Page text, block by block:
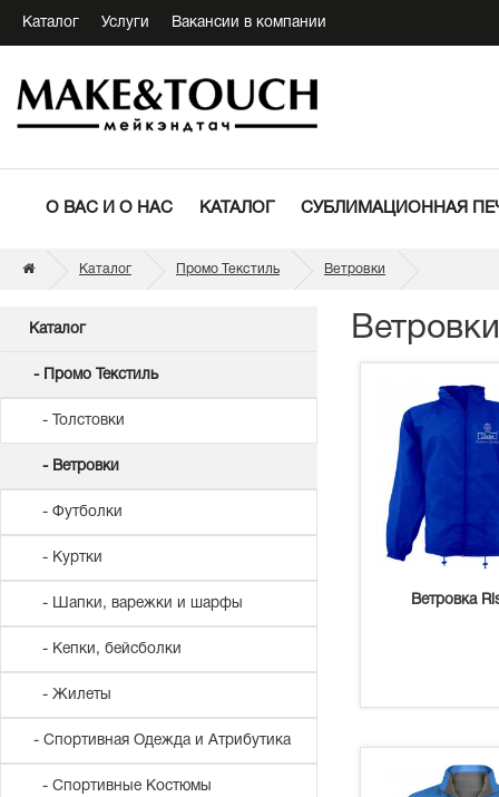
Каталог Услуги Вакансии в компании
О ВАС И О НАС КАТАЛОГ СУБЛИМАЦИОННАЯ
Каталог Промо Текстиль Ветровки
Каталог
- Промо Текстиль
- Толстовки
- Ветровки
- Футболки
- Куртки
- Шапки, варежки и шарфы
- Кепки, бейсболки
- Жилеты
- Спортивная Одежда и Атрибутика
- Спортивные Костюмы
Ветровки
Ветровка